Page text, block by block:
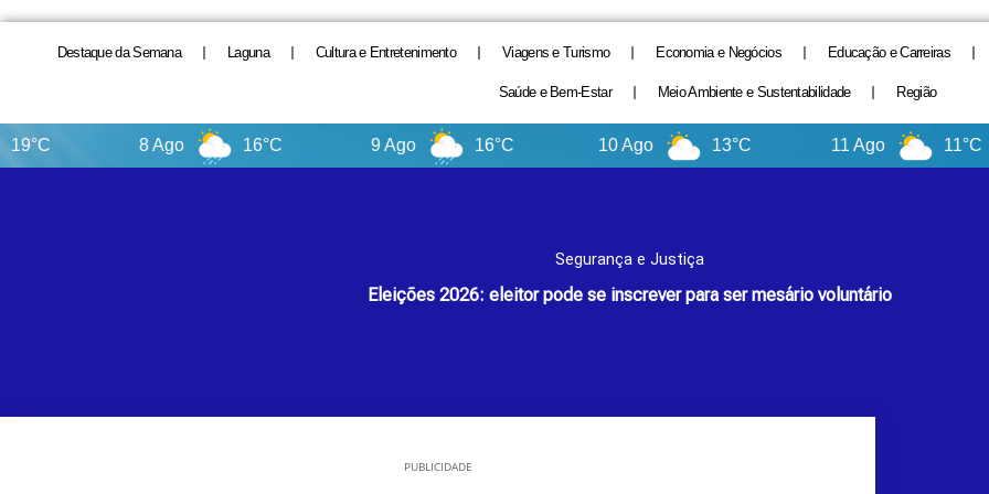
Destaque da Semana Laguna Cultura e Entretenimento Viagens e Turismo Economia e Negócios Educação e Carreiras
Saúde e Bem-Estar Meio Ambiente e Sustentabilidade Região
16°C 16°C 13°C 11°C
Segurança e Justiça
Eleições 2026: eleitor pode se inscrever para ser mesário voluntário
PUBLICIDADE